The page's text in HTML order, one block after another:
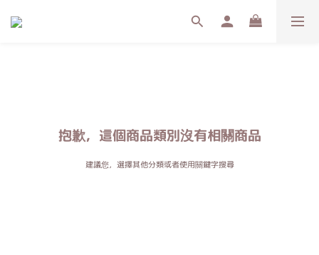
抱歉，這個商品類別沒有相關商品
建議您，選擇其他分類或者使用關鍵字搜尋